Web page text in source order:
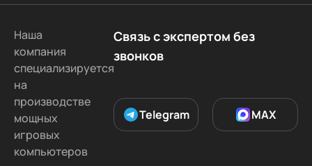
Наша
компания
специализируется
на
производстве
мощных
игровых
компьютеров
Связь с экспертом без
звонков
Telegram MAX